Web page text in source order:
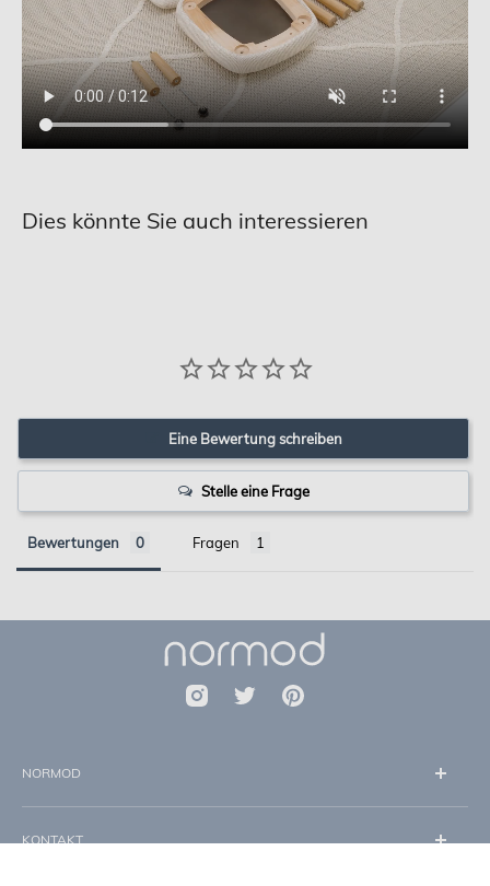
Dies könnte Sie auch interessieren
Eine Bewertung schreiben
Stelle eine Frage
Bewertungen Fragen
NORMOD
Über uns
Impressum
KONTAKT